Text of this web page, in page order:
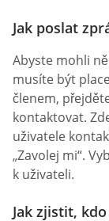
Jak poslat
Abyste mohli
musíte být
členem,
kontaktovat.
uživatele
„Zavolej mi“.
k uživateli.
Jak zjistit,